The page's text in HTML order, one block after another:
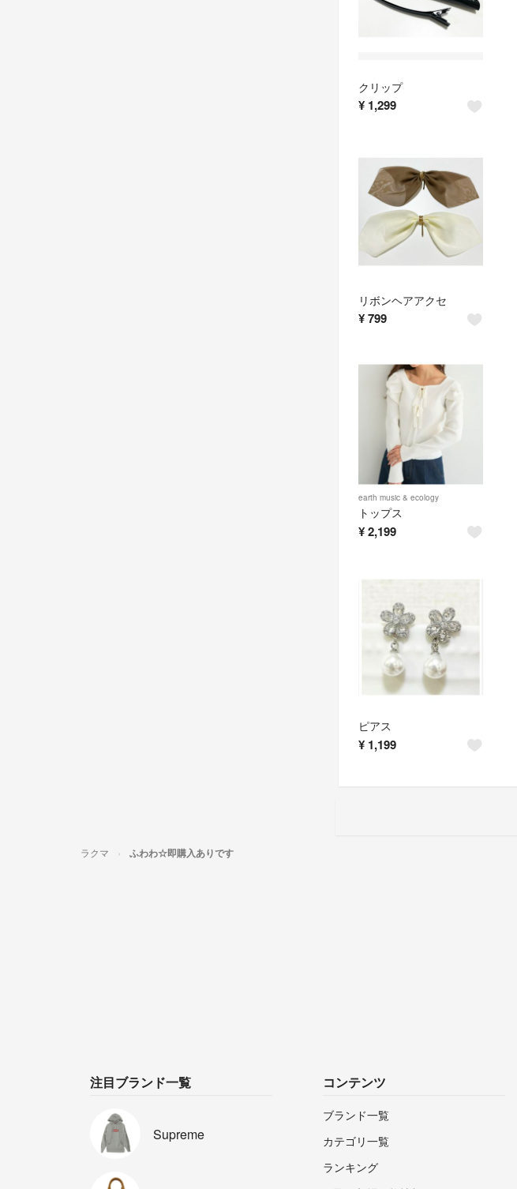
クリップ
¥ 1,299
リボンヘアアクセ
¥799
earth music & ecology
トップス
¥2,199
ピアス
¥ 1,199
ラクマ ふわわ☆即購入ありです
注目ブランド一覧
Supreme
コンテンツ
ブランド一覧
カテゴリ一覧
ランキング